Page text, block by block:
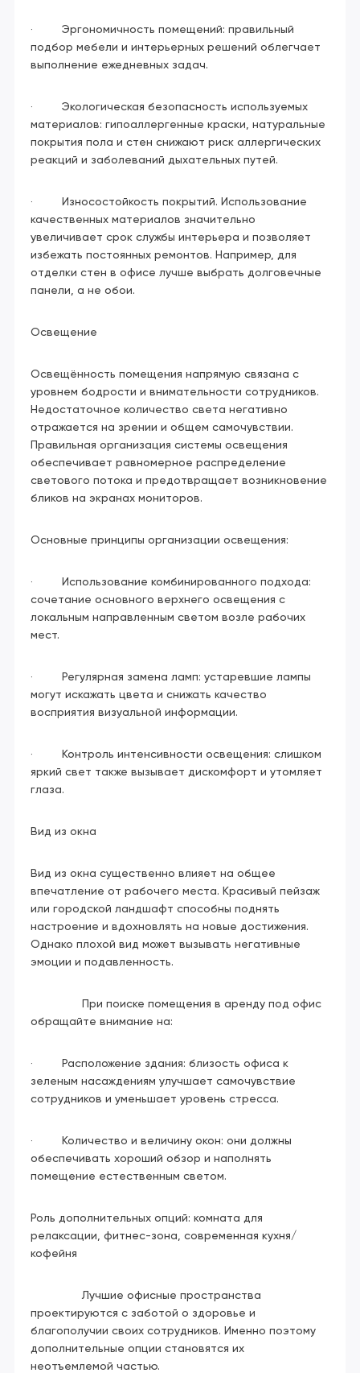
· Эргономичность помещений: правильный
подбор мебели и интерьерных решений облегчает
выполнение ежедневных задач.
· Экологическая безопасность используемых
материалов: гипоаллергенные краски, натуральные
покрытия пола и стен снижают риск аллергических
реакций и заболеваний дыхательных путей.
· Износостойкость покрытий. Использование
качественных материалов значительно
увеличивает срок службы интерьера и позволяет
избежать постоянных ремонтов. Например, для
отделки стен в офисе лучше выбрать долговечные
панели, а не обои.
Освещение
Освещённость помещения напрямую связана с
уровнем бодрости и внимательности сотрудников.
Недостаточное количество света негативно
отражается на зрении и общем самочувствии.
Правильная организация системы освещения
обеспечивает равномерное распределение
светового потока и предотвращает возникновение
бликов на экранах мониторов.
Основные принципы организации освещения:
· Использование комбинированного подхода:
сочетание основного верхнего освещения с
локальным направленным светом возле рабочих
мест.
· Регулярная замена ламп: устаревшие лампы
могут искажать цвета и снижать качество
восприятия визуальной информации.
· Контроль интенсивности освещения: слишком
яркий свет также вызывает дискомфорт и утомляет
глаза.
Вид из окна
Вид из окна существенно влияет на общее
впечатление от рабочего места. Красивый пейзаж
или городской ландшафт способны поднять
настроение и вдохновлять на новые достижения.
Однако плохой вид может вызывать негативные
эмоции и подавленность.
При поиске помещения в аренду под офис
обращайте внимание на:
· Расположение здания: близость офиса к
зеленым насаждениям улучшает самочувствие
сотрудников и уменьшает уровень стресса.
· Количество и величину окон: они должны
обеспечивать хороший обзор и наполнять
помещение естественным светом.
Роль дополнительных опций: комната для
релаксации, фитнес-зона, современная кухня/
кофейня
Лучшие офисные пространства
проектируются с заботой о здоровье и
благополучии своих сотрудников. Именно поэтому
дополнительные опции становятся их
неотъемлемой частью.